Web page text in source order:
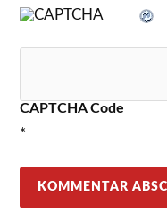
CAPTCHA Code
*